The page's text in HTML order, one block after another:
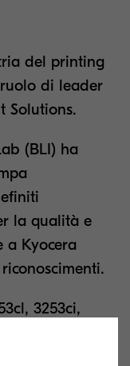
del printing
di leader
Solutions.
(BLI) ha
la qualità e
a Kyocera
3253ci,
I test di